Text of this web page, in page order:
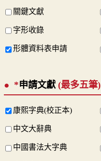
關鍵文獻
字形收錄
形體資料表申請
*申請文獻 (最多五筆)
康熙字典(校正本)
中文大辭典
中國書法大字典